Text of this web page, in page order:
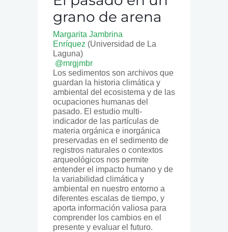
grano de arena
Margarita Jambrina
Enríquez (Universidad de La
Laguna)
@mrgjmbr
Los sedimentos son archivos que
guardan la historia climática y
ambiental del ecosistema y de las
ocupaciones humanas del
pasado. El estudio multi-
indicador de las partículas de
materia orgánica e inorgánica
preservadas en el sedimento de
registros naturales o contextos
arqueológicos nos permite
entender el impacto humano y de
la variabilidad climática y
ambiental en nuestro entorno a
diferentes escalas de tiempo, y
aporta información valiosa para
comprender los cambios en el
presente y evaluar el futuro.